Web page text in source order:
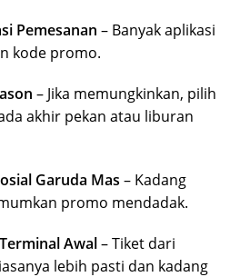
Pemesanan – Banyak aplikasi
kode promo.
– Jika memungkinkan, pilih
akhir pekan atau liburan
Garuda Mas – Kadang
promo mendadak.
Awal– Tiket dari
lebih pasti dan kadang